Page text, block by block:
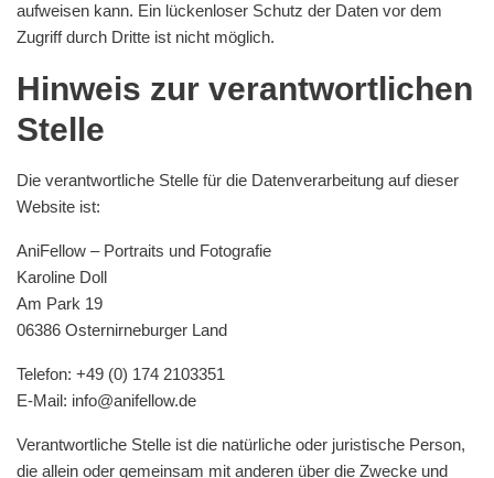
aufweisen kann. Ein lückenloser Schutz der Daten vor dem
Zugriff durch Dritte ist nicht möglich.
Hinweis zur verantwortlichen
Stelle
Die verantwortliche Stelle für die Datenverarbeitung auf dieser
Website ist:
AniFellow – Portraits und Fotografie
Karoline Doll
Am Park 19
06386 Osternirneburger Land
Telefon: +49 (0) 174 2103351
E-Mail: info@anifellow.de
Verantwortliche Stelle ist die natürliche oder juristische Person,
die allein oder gemeinsam mit anderen über die Zwecke und